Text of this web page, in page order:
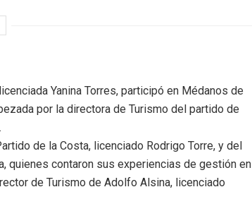
Yanina Torres, participó en Médanos de
por la directora de Turismo del partido de
de la Costa, licenciado Rodrigo Torre, y del
quienes contaron sus experiencias de gestión en
de Turismo de Adolfo Alsina, licenciado